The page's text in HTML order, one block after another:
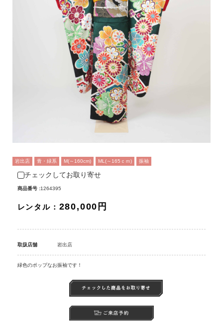
岩出店 青・緑系 M(～160cm) ML(～165ｃｍ) 振袖
チェックしてお取り寄せ
商品番号 :1264395
レンタル： 280,000円
取扱店舗 岩出店
緑色のポップなお振袖です！